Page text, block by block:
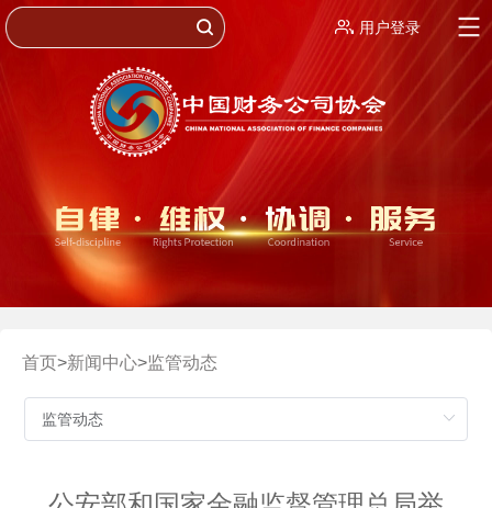
用户登录
首页>新闻中心>监管动态